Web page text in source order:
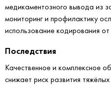
медикаментозного вывода из
мониторинг и профилактику
использование кодирования
Последствия
Качественное и комплексное
снижает риск развития